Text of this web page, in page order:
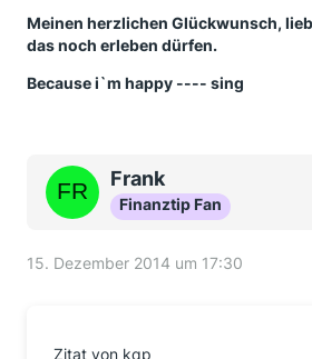
Meinen herzlichen Glückwunsch,
das noch erleben dürfen.
Because i`m happy ---- sing
Frank
Finanztip Fan
15. Dezember 2014 um 17:30
Zitat von kqp